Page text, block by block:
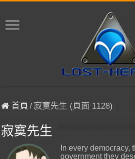
首頁 /寂寞先生 (頁面 1128)
寂寞先生
In every democracy,
government they